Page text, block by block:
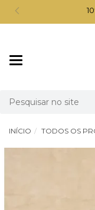
INÍCIO TODOS OS